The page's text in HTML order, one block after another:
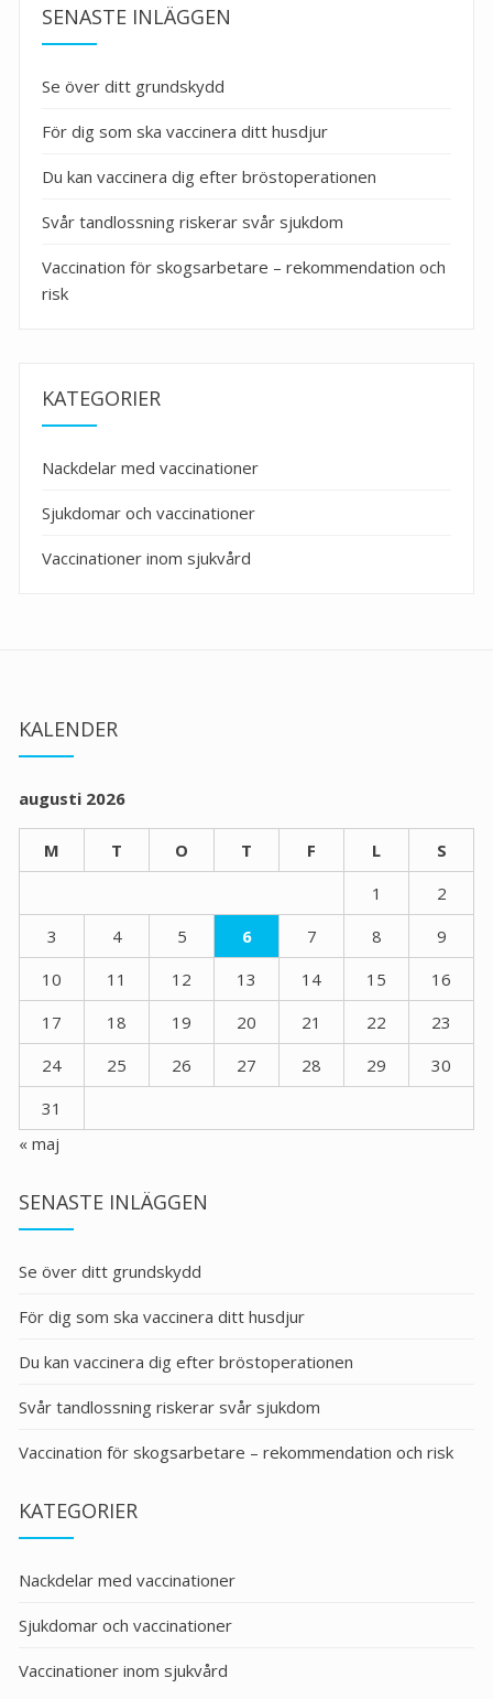
SENASTE INLÄGGEN
Se över ditt grundskydd
För dig som ska vaccinera ditt husdjur
Du kan vaccinera dig efter bröstoperationen
Svår tandlossning riskerar svår sjukdom
Vaccination för skogsarbetare – rekommendation och
risk
KATEGORIER
Nackdelar med vaccinationer
Sjukdomar och vaccinationer
Vaccinationer inom sjukvård
KALENDER
augusti 2026
M T O T F L
S
1
2
3
4 5 6 7 8
9
10
11 12 13 14 15
16
17
18 19 20 21 22
23
24
25 26 27 28 29
30
31
« maj
SENASTE INLÄGGEN
Se över ditt grundskydd
För dig som ska vaccinera ditt husdjur
Du kan vaccinera dig efter bröstoperationen
Svår tandlossning riskerar svår sjukdom
Vaccination för skogsarbetare – rekommendation och risk
KATEGORIER
Nackdelar med vaccinationer
Sjukdomar och vaccinationer
Vaccinationer inom sjukvård